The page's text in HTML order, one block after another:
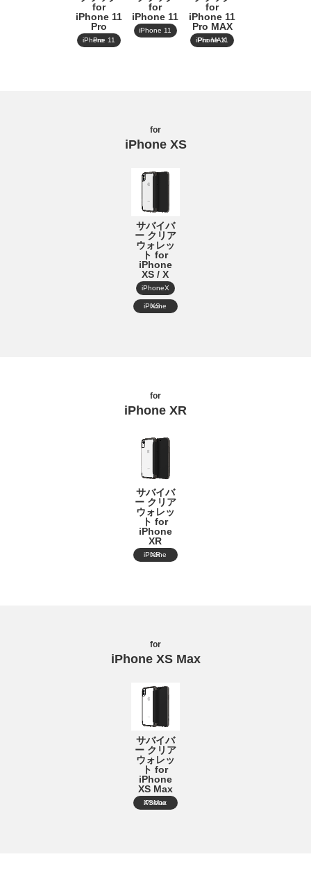
for
iPhone 11
Pro
iPhone 11 Pro
for
iPhone 11
iPhone 11
for
iPhone 11
Pro MAX
iPhone 11 Pro MAX
for
iPhone XS
サバイバ
ー クリア
ウォレッ
ト for
iPhone
XS / X
iPhoneX
iPhone XS
for
iPhone XR
サバイバ
ー クリア
ウォレッ
ト for
iPhone
XR
iPhone XR
for
iPhone XS Max
サバイバ
ー クリア
ウォレッ
ト for
iPhone
XS Max
iPhone XSMax